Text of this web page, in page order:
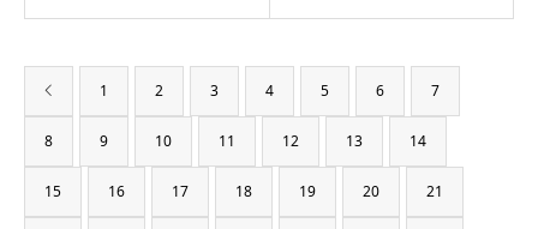
1 2 3 4 5 6 7
8 9 10 11 12 13 14
15 16 17 18 19 20 21